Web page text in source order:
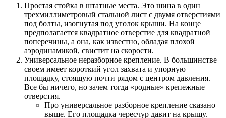
Простая стойка в штатные места. Это шина в один
трехмиллиметровый стальной лист с двумя отверстиями
под болты, изогнутая под уголок крыши. На конце
предполагается квадратное отверстие для квадратной
поперечины, а она, как известно, обладая плохой
аэродинамикой, свистит на скорости.
Универсальное неразборное крепление. В большинстве
своем имеет короткий угол захвата и упорную
площадку, стоящую почти рядом с центром давления.
Все бы ничего, но зачем тогда «родные» крепежные
отверстия.
Про универсальное разборное крепление сказано
выше. Его площадка чересчур давит на крышу.